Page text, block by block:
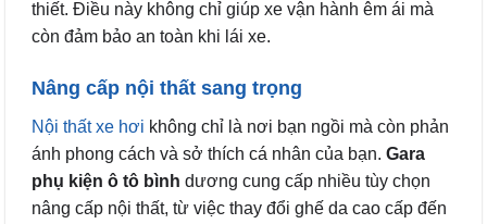
thiết. Điều này không chỉ giúp xe vận hành êm ái mà
còn đảm bảo an toàn khi lái xe.
Nâng cấp nội thất sang trọng
Nội thất xe hơi không chỉ là nơi bạn ngồi mà còn phản
ánh phong cách và sở thích cá nhân của bạn. Gara
phụ kiện ô tô bình dương cung cấp nhiều tùy chọn
nâng cấp nội thất, từ việc thay đổi ghế da cao cấp đến